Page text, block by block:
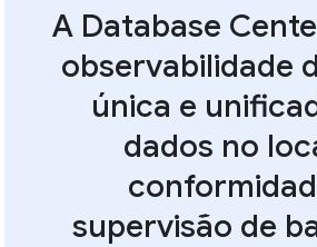
A Database
observabilidade
única e
dados no
supervisão de